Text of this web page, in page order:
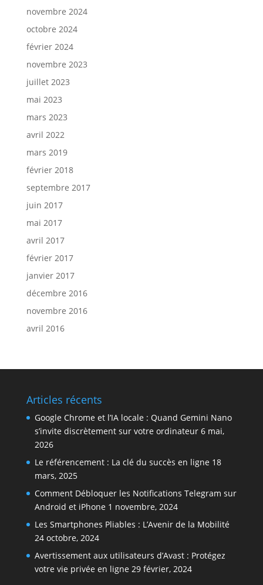
novembre 2024
octobre 2024
février 2024
novembre 2023
juillet 2023
mai 2023
mars 2023
avril 2022
mars 2019
février 2018
septembre 2017
juin 2017
mai 2017
avril 2017
février 2017
janvier 2017
décembre 2016
novembre 2016
avril 2016
Articles récents
Google Chrome et l’IA locale : Quand Gemini Nano
s’invite discrètement sur votre ordinateur 6 mai,
2026
Le référencement : La clé du succès en ligne 18
mars, 2025
Comment Débloquer les Notifications Telegram sur
Android et iPhone 1 novembre, 2024
Les Smartphones Pliables : L’Avenir de la Mobilité
24 octobre, 2024
Avertissement aux utilisateurs d’Avast : Protégez
votre vie privée en ligne 29 février, 2024